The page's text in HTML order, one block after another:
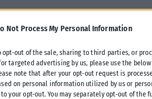
Not Process My Personal Information
opt-out of the sale, sharing to third parties, or
targeted advertising by us, please use the
note that after your opt-out request is
on personal information utilized by us or
your opt-out. You may separately opt-out of the
για τους
το γιατί; Το